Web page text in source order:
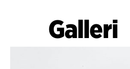
Galleri